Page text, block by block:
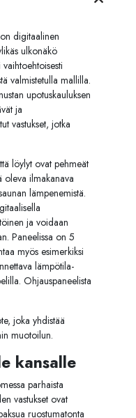
digitaalinen
ulkonäkö
valmistetulla mallilla.
upotuskauluksen
ja
vastukset, jotka
löylyt ovat pehmeät
oleva ilmakanava
lämpenemistä.
ja voidaan
Paneelissa on 5
myös esimerkiksi
lämpötila-
Ohjauspaneelista
joka yhdistää
muotoilun.
kansalle
parhaista
vastukset ovat
ruostumatonta